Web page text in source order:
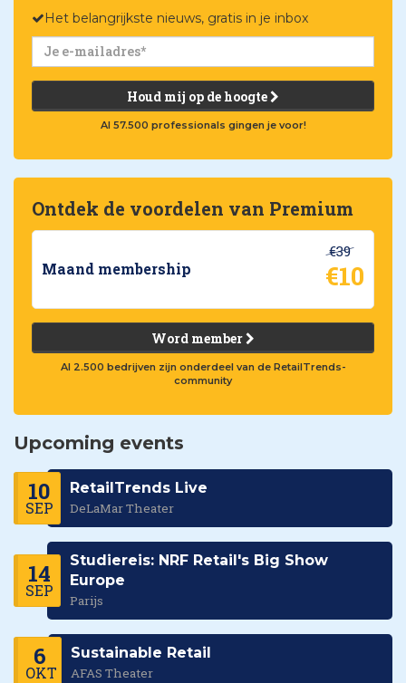
Het belangrijkste nieuws, gratis in je inbox
Houd mij op de hoogte
Al 57.500 professionals gingen je voor!
Ontdek de voordelen van Premium
Maand membership
€39
€10
Word member
Al 2.500 bedrijven zijn onderdeel van de RetailTrends-
community
Upcoming events
10
SEP
RetailTrends Live
DeLaMar Theater
14
SEP
Studiereis: NRF Retail's Big Show
Europe
Parijs
6
OKT
Sustainable Retail
AFAS Theater